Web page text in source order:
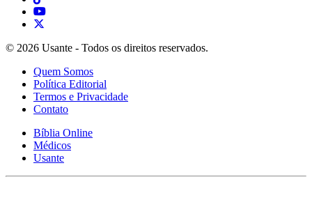
© 2026 Usante - Todos os direitos reservados.
Quem Somos
Política Editorial
Termos e Privacidade
Contato
Bíblia Online
Médicos
Usante